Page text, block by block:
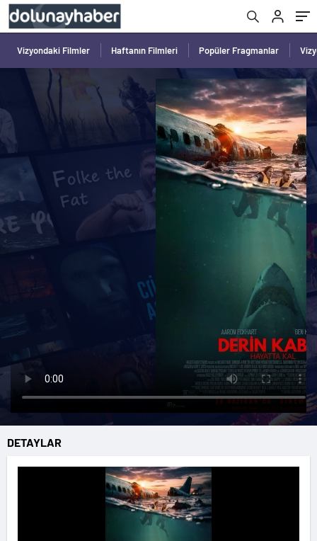
Vizyondaki Filmler Haftanın Filmleri Popüler Fragmanlar
DETAYLAR